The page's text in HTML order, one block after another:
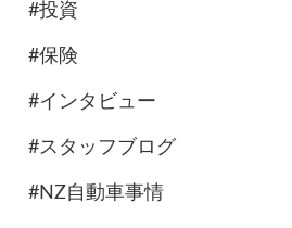
#投資
#保険
#インタビュー
#スタッフブログ
#NZ自動車事情